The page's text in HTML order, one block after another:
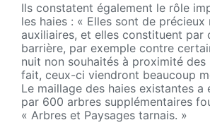
Ils constatent également le rôle
les haies : « Elles sont de
auxiliaires, et elles constituent par
barrière, par exemple contre
nuit non souhaités à proximité des
fait, ceux-ci viendront beaucoup
Le maillage des haies existantes a
par 600 arbres supplémentaires
« Arbres et Paysages tarnais. »